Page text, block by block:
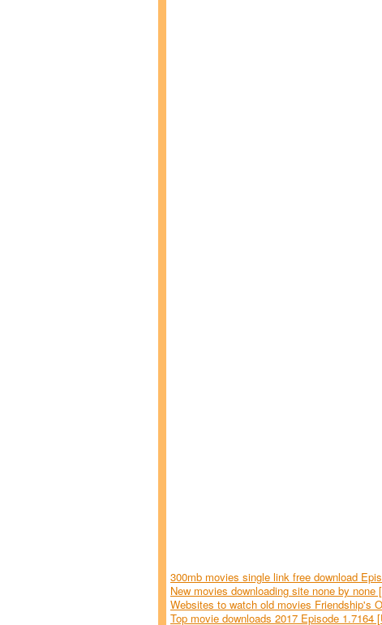
300mb movies single link free download
New movies downloading site none by none
Websites to watch old movies Friendship's
Top movie downloads 2017 Episode 1.7164